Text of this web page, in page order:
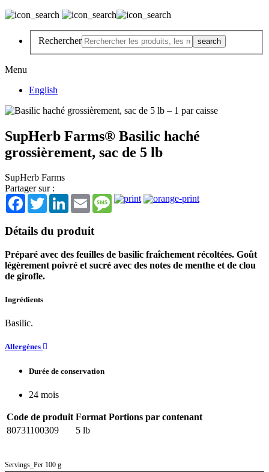
Rechercher
Menu
English
SupHerb Farms® Basilic haché
grossièrement, sac de 5 lb
SupHerb Farms
Partager sur :
Facebook
TwitterLinkedInEmail Message
Détails du produit
Préparé avec des feuilles de basilic fraîchement récoltées. Goût
légèrement poivré et sucré avec des notes de menthe et de clou
de girofle.
Ingrédients
Basilic.
Allergènes
Durée de conservation
24 mois
Code de produit Format Portions par contenant
80731100309
5 lb
Servings_Per 100 g